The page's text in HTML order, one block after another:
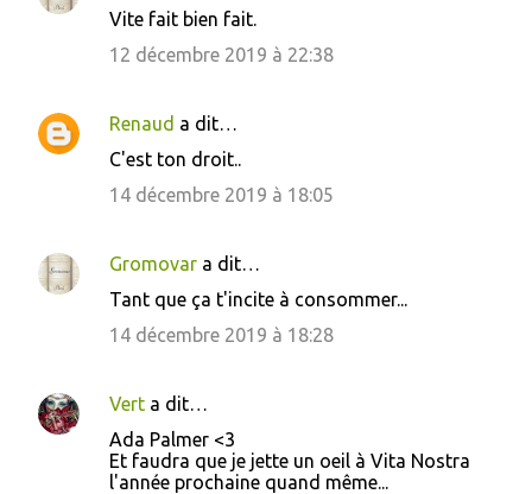
Vite fait bien fait.
12 décembre 2019 à 22:38
Renaud a dit…
C'est ton droit..
14 décembre 2019 à 18:05
Gromovar a dit…
Tant que ça t'incite à consommer...
14 décembre 2019 à 18:28
Vert a dit…
Ada Palmer <3
Et faudra que je jette un oeil à Vita Nostra
l'année prochaine quand même...